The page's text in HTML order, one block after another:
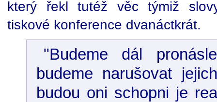
který řekl tutéž věc týmiž
tiskové konference dvanáctkrát.
"Budeme dál
budeme narušovat
budou oni schopni je